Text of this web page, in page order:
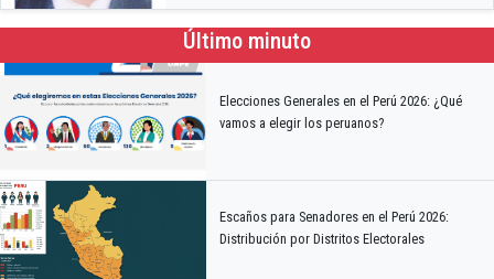
Último minuto
Elecciones Generales en el Perú 2026: ¿Qué
vamos a elegir los peruanos?
Escaños para Senadores en el Perú 2026:
Distribución por Distritos Electorales